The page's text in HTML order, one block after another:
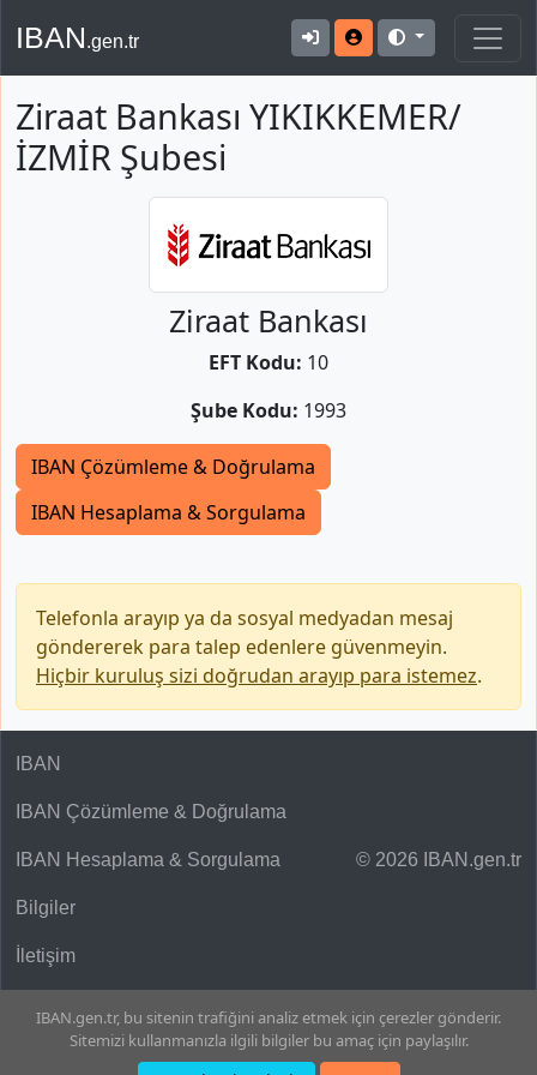
IBAN.gen.tr
Ziraat Bankası YIKIKKEMER/
İZMİR Şubesi
Ziraat Bankası
EFT Kodu: 10
Şube Kodu: 1993
IBAN Çözümleme & Doğrulama
IBAN Hesaplama & Sorgulama
Telefonla arayıp ya da sosyal medyadan mesaj
göndererek para talep edenlere güvenmeyin.
Hiçbir kuruluş sizi doğrudan arayıp para istemez.
© 2026 IBAN.gen.tr
IBAN
IBAN Çözümleme & Doğrulama
IBAN Hesaplama & Sorgulama
Bilgiler
İletişim
IBAN.gen.tr, bu sitenin trafiğini analiz etmek için çerezler gönderir.
Sitemizi kullanmanızla ilgili bilgiler bu amaç için paylaşılır.